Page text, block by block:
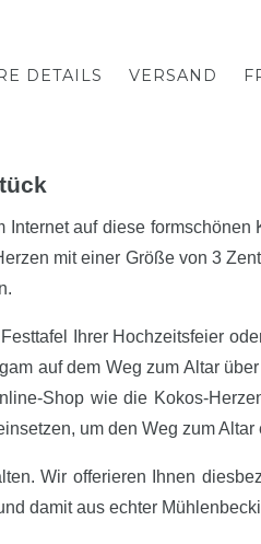
DETAILS VERSAND
auf diese
mit einer Größe von 3
Ihrer Hochzeitsfeier
auf dem Weg zum Altar
Shop wie die Kokos-
um den Weg zum Altar
Wir offerieren Ihnen
damit aus echter